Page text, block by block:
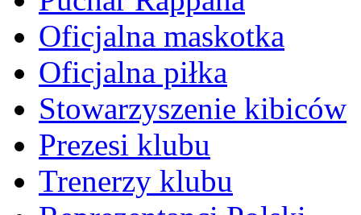
Oficjalna maskotka
Oficjalna piłka
Stowarzyszenie kibiców
Prezesi klubu
Trenerzy klubu